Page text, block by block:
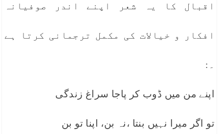
اقبال کا یہ شعر اپنے اندر صوفیانہ
افکار و خیالات کی مکمل ترجمانی کرتا ہے
۔:
اپنے من میں ڈوب کر پاجا سراغ زندگی
تو اگر میرا نہیں بنتا ،نہ بن، اپنا تو بن